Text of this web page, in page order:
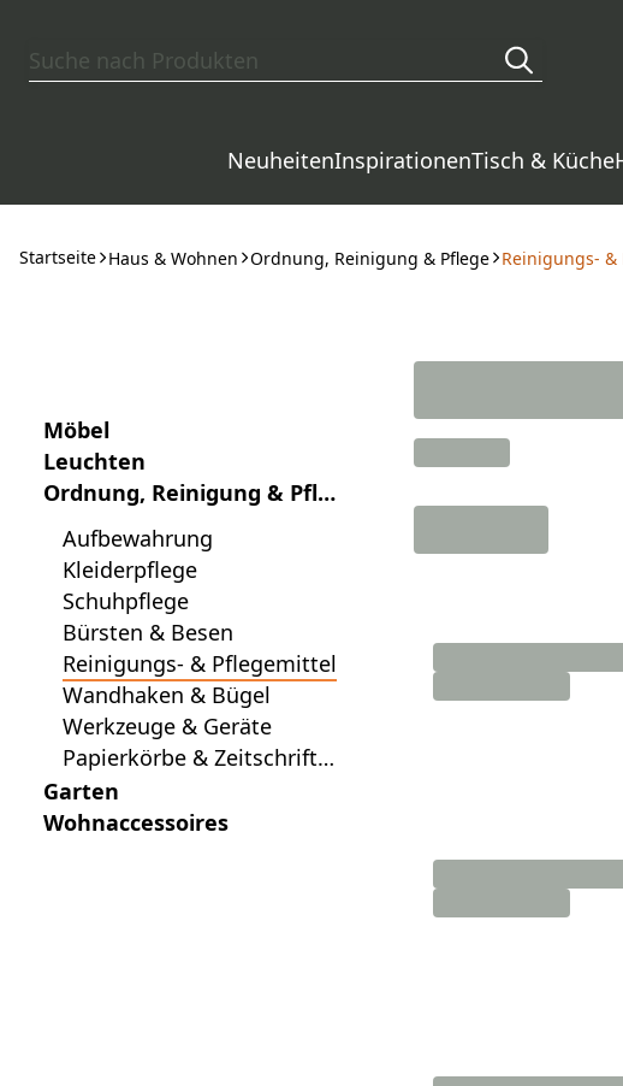
NeuheitenInspirationenTisch & Küche
Startseite Haus & Wohnen Ordnung, Reinigung & Pflege Reinigungs- &
Möbel
Leuchten
Ordnung, Reinigung & Pfle
geAufbewahrung
Kleiderpflege
Schuhpflege
Bürsten & Besen
Reinigungs- & Pflegemittel
Wandhaken & Bügel
Werkzeuge & Geräte
Papierkörbe & Zeitschrifte
nsammler
Garten
Wohnaccessoires